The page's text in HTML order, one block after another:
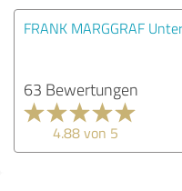
FRANK MARGGRAF
63 Bewertungen
4.88 von 5